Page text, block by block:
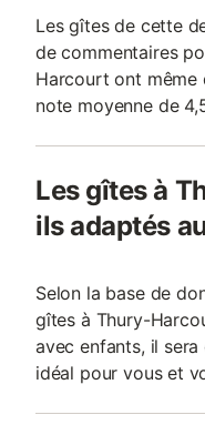
Les gîtes de cette
de commentaires
Harcourt ont même
note moyenne de
Les gîtes à
ils adaptés
Selon la base de
gîtes à Thury-
avec enfants, il
idéal pour vous et